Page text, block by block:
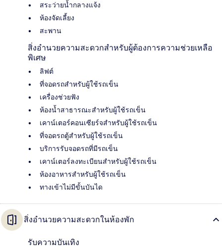
สระว่ายน้ำกลางแจ้ง
ห้องจัดเลี้ยง
สะพาน
สิ่งอำนวยความสะดวกสำหรับผู้ต้องการความช่วยเหลือ
พิเศษ
ลิฟต์
ที่จอดรถสำหรับผู้ใช้รถเข็น
เครื่องช่วยฟัง
ห้องน้ำสาธารณะสำหรับผู้ใช้รถเข็น
เคาน์เตอร์คอนเซียร์จสำหรับผู้ใช้รถเข็น
ที่จอดรถตู้สำหรับผู้ใช้รถเข็น
บริการรับจอดรถที่มีรถเข็น
เคาน์เตอร์ลงทะเบียนสำหรับผู้ใช้รถเข็น
ห้องอาหารสำหรับผู้ใช้รถเข็น
ทางเข้าไม่มีขั้นบันได
สิ่งอำนวยความสะดวกในห้องพัก
รับความบันเทิง